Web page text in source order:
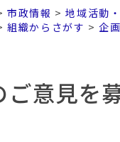
市政情報 >地域活動
組織からさがす >企
ご意見を